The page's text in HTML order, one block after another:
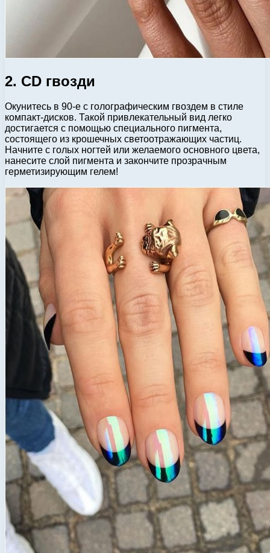
2. CD гвозди
Окунитесь в 90-е с голографическим гвоздем в стиле
компакт-дисков. Такой привлекательный вид легко
достигается с помощью специального пигмента,
состоящего из крошечных светоотражающих частиц.
Начните с голых ногтей или желаемого основного цвета,
нанесите слой пигмента и закончите прозрачным
герметизирующим гелем!